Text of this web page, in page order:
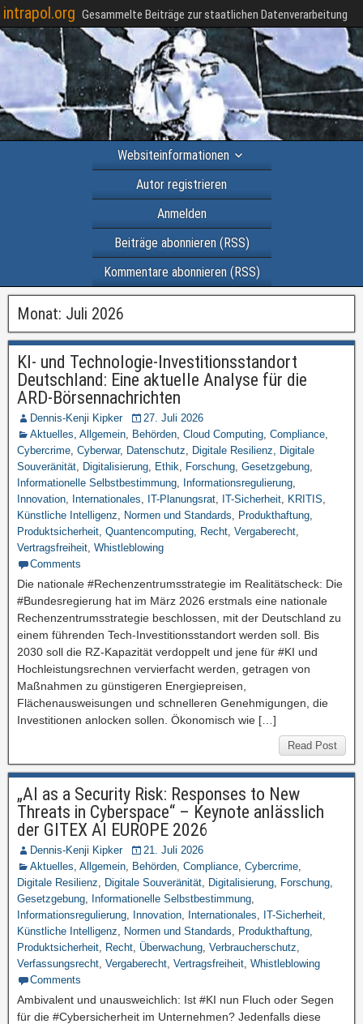
intrapol.org Gesammelte Beiträge zur staatlichen Datenverarbeitung
Websiteinformationen
Autor registrieren
Anmelden
Beiträge abonnieren (RSS)
Kommentare abonnieren (RSS)
Monat: Juli 2026
KI- und Technologie-Investitionsstandort
Deutschland: Eine aktuelle Analyse für die
ARD-Börsennachrichten
Dennis-Kenji Kipker
27. Juli 2026
Aktuelles, Allgemein, Behörden, Cloud Computing, Compliance,
Cybercrime, Cyberwar, Datenschutz, Digitale Resilienz, Digitale
Souveränität, Digitalisierung, Ethik, Forschung, Gesetzgebung,
Informationelle Selbstbestimmung, Informationsregulierung,
Innovation, Internationales, IT-Planungsrat, IT-Sicherheit, KRITIS,
Künstliche Intelligenz, Normen und Standards, Produkthaftung,
Produktsicherheit, Quantencomputing, Recht, Vergaberecht,
Vertragsfreiheit, Whistleblowing
Comments
Die nationale #Rechenzentrumsstrategie im Realitätscheck: Die
#Bundesregierung hat im März 2026 erstmals eine nationale
Rechenzentrumsstrategie beschlossen, mit der Deutschland zu
einem führenden Tech-Investitionsstandort werden soll. Bis
2030 soll die RZ-Kapazität verdoppelt und jene für #KI und
Hochleistungsrechnen vervierfacht werden, getragen von
Maßnahmen zu günstigeren Energiepreisen,
Flächenausweisungen und schnelleren Genehmigungen, die
Investitionen anlocken sollen. Ökonomisch wie […]
Read Post
„AI as a Security Risk: Responses to New
Threats in Cyberspace“ – Keynote anlässlich
der GITEX AI EUROPE 2026
Dennis-Kenji Kipker
21. Juli 2026
Aktuelles, Allgemein, Behörden, Compliance, Cybercrime,
Digitale Resilienz, Digitale Souveränität, Digitalisierung, Forschung,
Gesetzgebung, Informationelle Selbstbestimmung,
Informationsregulierung, Innovation, Internationales, IT-Sicherheit,
Künstliche Intelligenz, Normen und Standards, Produkthaftung,
Produktsicherheit, Recht, Überwachung, Verbraucherschutz,
Verfassungsrecht, Vergaberecht, Vertragsfreiheit, Whistleblowing
Comments
Ambivalent und unausweichlich: Ist #KI nun Fluch oder Segen
für die #Cybersicherheit im Unternehmen? Jedenfalls diese